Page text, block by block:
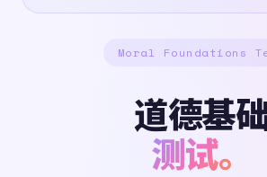
Moral Foundations
道德基
测试。